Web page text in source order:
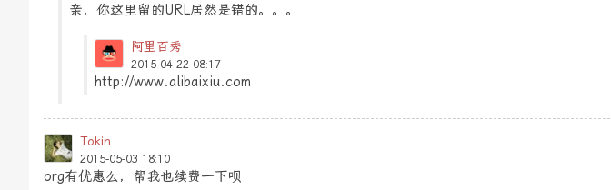
亲，你这里留的URL居然是错的。。。
阿里百秀
2015-04-22 08:17
http://www.alibaixiu.com
Tokin
2015-05-03 18:10
org有优惠么，帮我也续费一下呗